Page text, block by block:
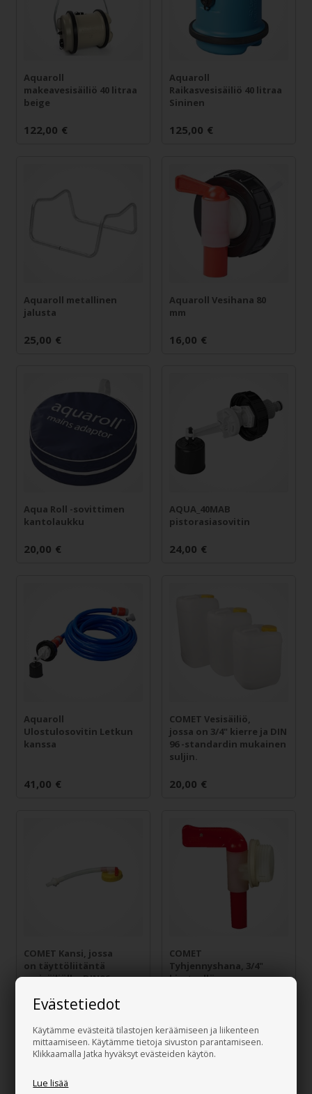
Evästetiedot
Käytämme evästeitä tilastojen keräämiseen ja liikenteen
mittaamiseen. Käytämme tietoja sivuston parantamiseen.
Klikkaamalla Jatka hyväksyt evästeiden käytön.
Lue lisää
Aquaroll
makeavesisäiliö 40 litraa
beige
122,00 €
Aquaroll
Raikasvesisäiliö 40 litraa
Sininen
125,00 €
Aquaroll metallinen
jalusta
25,00 €
Aquaroll Vesihana 80
mm
16,00 €
Aqua Roll -sovittimen
kantolaukku
20,00 €
AQUA_40MAB
pistorasiasovitin
24,00 €
Aquaroll
Ulostulosovitin Letkun
kanssa
41,00 €
COMET Vesisäiliö,
jossa on 3/4" kierre ja DIN
96 -standardin mukainen
suljin.
20,00 €
COMET Kansi, jossa
on täyttöliitäntä
vesisäiliölle, DIN96
16,00 €
COMET
Tyhjennyshana, 3/4"
kierteellä.